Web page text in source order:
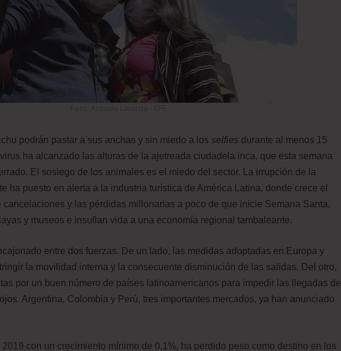
podrán pastar a sus anchas y sin miedo a los selfies durante al menos 15
ha alcanzado las alturas de la ajetreada ciudadela inca, que esta semana
El sosiego de los animales es el miedo del sector. La irrupción de la
ha puesto en alerta a la industria turística de América Latina, donde crece el
cancelaciones y las pérdidas millonarias a poco de que inicie Semana Santa,
y museos e insuflan vida a una economía regional tambaleante.
entre dos fuerzas. De un lado, las medidas adoptadas en Europa y
la movilidad interna y la consecuente disminución de las salidas. Del otro,
por un buen número de países latinoamericanos para impedir las llegadas de
Argentina, Colombia y Perú, tres importantes mercados, ya han anunciado
2019 con un crecimiento mínimo de 0,1%, ha perdido peso como destino en los